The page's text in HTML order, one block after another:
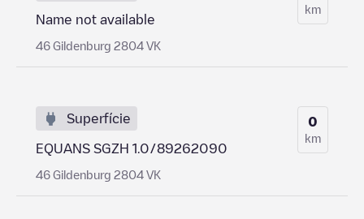
Name not available
46 Gildenburg 2804 VK
km
Superfície
EQUANS SGZH 1.0/89262090
46 Gildenburg 2804 VK
0
km